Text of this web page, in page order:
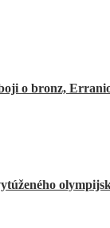
o bronz,